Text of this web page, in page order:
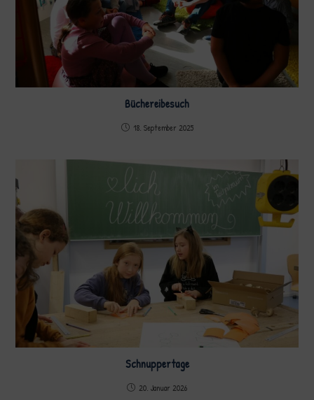
Büchereibesuch
18. September 2025
Schnuppertage
20. Januar 2026